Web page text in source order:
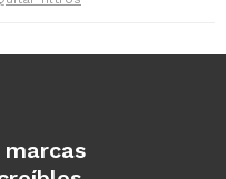
marcas
más ágil de